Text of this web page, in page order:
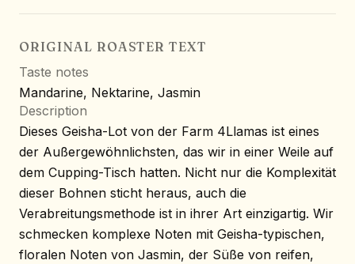
ORIGINAL ROASTER TEXT
Taste notes
Mandarine, Nektarine, Jasmin
Description
Dieses Geisha-Lot von der Farm 4Llamas ist eines
der Außergewöhnlichsten, das wir in einer Weile auf
dem Cupping-Tisch hatten. Nicht nur die Komplexität
dieser Bohnen sticht heraus, auch die
Verabreitungsmethode ist in ihrer Art einzigartig. Wir
schmecken komplexe Noten mit Geisha-typischen,
floralen Noten von Jasmin, der Süße von reifen,